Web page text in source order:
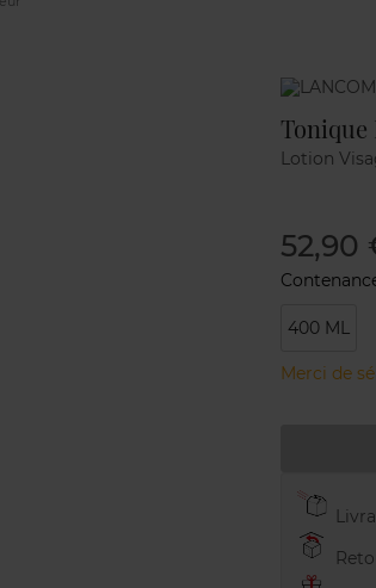
Marque
Tonique
Lotion
52,90
400 ML
Merci de